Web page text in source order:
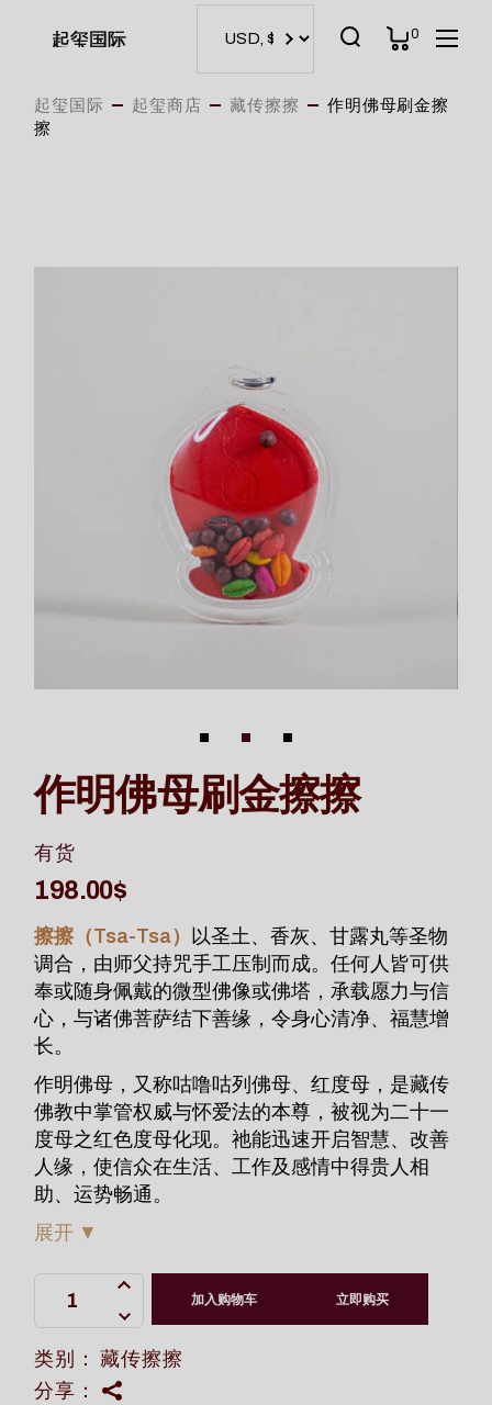
起玺国际 0
起玺国际 起玺商店 藏传擦擦
作明佛母刷金擦
擦
作明佛母刷金擦擦
有货
198.00$
擦擦（Tsa-Tsa）
以圣土、香灰、甘露丸等圣物
调合，由师父持咒手工压制而成。任何人皆可供
奉或随身佩戴的微型佛像或佛塔，承载愿力与信
心，与诸佛菩萨结下善缘，令身心清净、福慧增
长。
作明佛母，又称咕噜咕列佛母、红度母，是藏传
佛教中掌管权威与怀爱法的本尊，被视为二十一
度母之红色度母化现。祂能迅速开启智慧、改善
人缘，使信众在生活、工作及感情中得贵人相
助、运势畅通。
展开 ▼
作明佛母刷金擦擦 quantity
加入购物车 立即购买
类别：
藏传擦擦
分享：